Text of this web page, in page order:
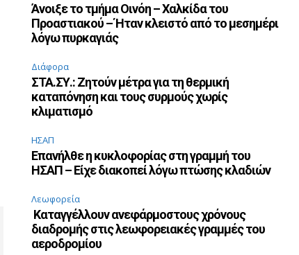
Άνοιξε το τμήμα Οινόη – Χαλκίδα του
Προαστιακού – Ήταν κλειστό από το μεσημέρι
λόγω πυρκαγιάς
Διάφορα
ΣΤΑ.ΣΥ.: Ζητούν μέτρα για τη θερμική
καταπόνηση και τους συρμούς χωρίς
κλιματισμό
ΗΣΑΠ
Επανήλθε η κυκλοφορίας στη γραμμή του
ΗΣΑΠ – Είχε διακοπεί λόγω πτώσης κλαδιών
Λεωφορεία
Καταγγέλλουν ανεφάρμοστους χρόνους
διαδρομής στις λεωφορειακές γραμμές του
αεροδρομίου